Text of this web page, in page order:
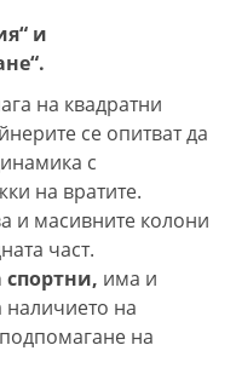
и
на квадратни
се опитват да
с
на вратите.
и масивните колони
част.
има и
наличието на
на